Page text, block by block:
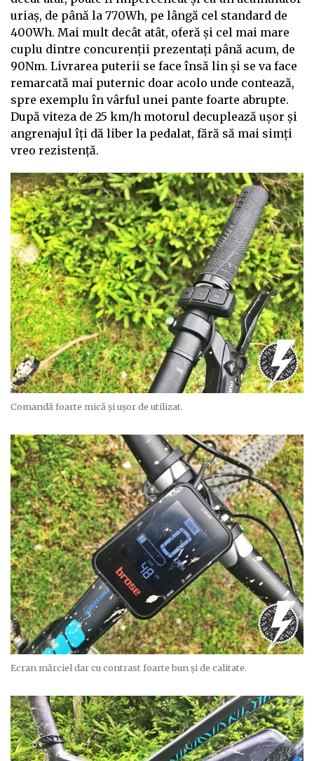
uriaș, de până la 770Wh, pe lângă cel standard de
400Wh. Mai mult decât atât, oferă și cel mai mare
cuplu dintre concurenții prezentați până acum, de
90Nm. Livrarea puterii se face însă lin și se va face
remarcată mai puternic doar acolo unde contează,
spre exemplu în vârful unei pante foarte abrupte.
După viteza de 25 km/h motorul decuplează ușor și
angrenajul îți dă liber la pedalat, fără să mai simți
vreo rezistență.
Comandă foarte mică și ușor de utilizat.
Ecran mărciel dar cu contrast foarte bun și de calitate.